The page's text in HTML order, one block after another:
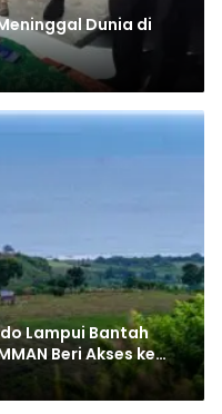
Dunia di
Lampui Bantah
Beri Akses ke